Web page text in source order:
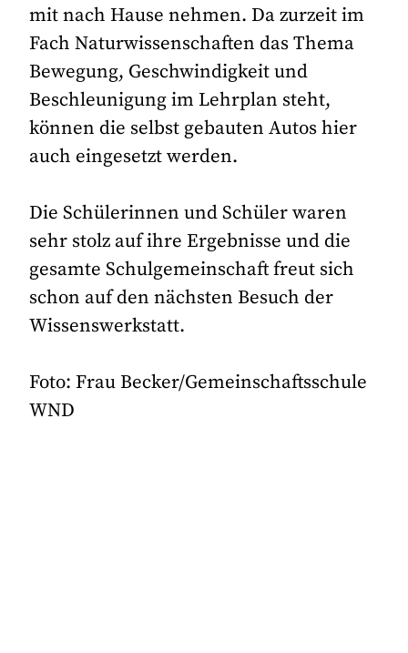
mit nach Hause nehmen. Da zurzeit im
Fach Naturwissenschaften das Thema
Bewegung, Geschwindigkeit und
Beschleunigung im Lehrplan steht,
können die selbst gebauten Autos hier
auch eingesetzt werden.
Die Schülerinnen und Schüler waren
sehr stolz auf ihre Ergebnisse und die
gesamte Schulgemeinschaft freut sich
schon auf den nächsten Besuch der
Wissenswerkstatt.
Foto: Frau Becker/Gemeinschaftsschule
WND